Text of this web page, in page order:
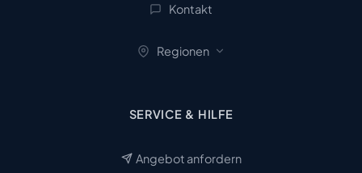
Kontakt
Regionen
SERVICE & HILFE
Angebot anfordern